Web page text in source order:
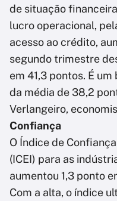
de situação
lucro operacional,
acesso ao crédito,
segundo trimestre
em 41,3 pontos. É
da média de 38,2
Verlangeiro,
Confiança
O Índice de
(ICEI) para as
aumentou 1,3 ponto
Com a alta, o índice